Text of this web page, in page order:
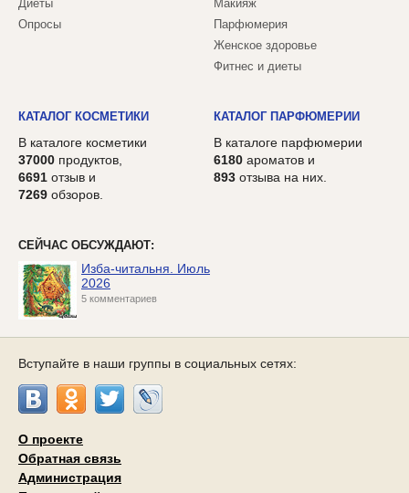
Диеты
Опросы
Макияж
Парфюмерия
Женское здоровье
Фитнес и диеты
КАТАЛОГ КОСМЕТИКИ
В каталоге косметики
37000 продуктов,
6691 отзыв и
7269 обзоров.
КАТАЛОГ ПАРФЮМЕРИИ
В каталоге парфюмерии
6180 ароматов и
893 отзыва на них.
СЕЙЧАС ОБСУЖДАЮТ:
Изба-читальня. Июль
2026
5 комментариев
Вступайте в наши группы в социальных сетях:
О проекте
Обратная связь
Администрация